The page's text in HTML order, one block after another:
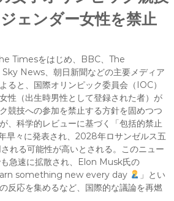
ェンダー女性を禁止
Timesをはじめ、BBC、The
News、朝日新聞などの主要メディア
ると、国際オリンピック委員会（IOC）
性（出生時男性として登録された者）が
競技への参加を禁止する方針を固めつつ
、科学的レビューに基づく「包括的禁止
早々に発表され、2028年ロサンゼルス五
れる可能性が高いとされる。このニュー
急速に拡散され、Elon Musk氏の
something new every day
」とい
反応を集めるなど、国際的な議論を再燃